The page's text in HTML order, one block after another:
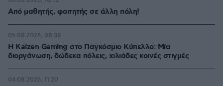
Από μαθητής, φοιτητής σε άλλη πόλη!
H Kaizen Gaming στο Παγκόσμιο Kύπελλο: Μία
διοργάνωση, δώδεκα πόλεις, χιλιάδες κοινές στιγμές
05.08.2026, 08:38
04.08.2026, 11:20